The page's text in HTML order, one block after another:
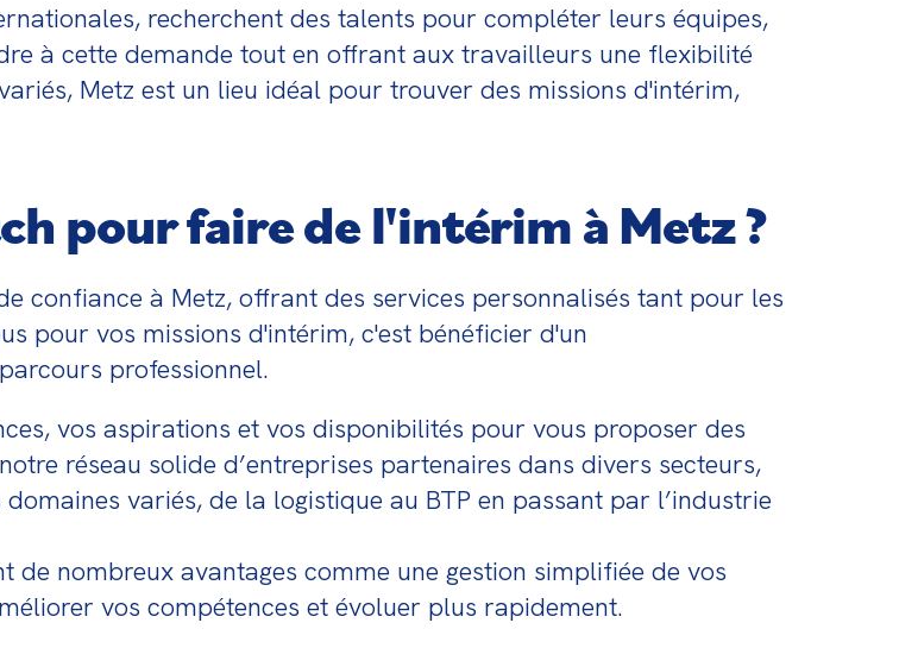
recherchent des talents pour compléter leurs équipes,
à cette demande tout en offrant aux travailleurs une flexibilité
Metz est un lieu idéal pour trouver des missions d'intérim,
pour faire de l'intérim à Metz ?
confiance à Metz, offrant des services personnalisés tant pour les
pour vos missions d'intérim, c'est bénéficier d'un
professionnel.
vos aspirations et vos disponibilités pour vous proposer des
réseau solide d’entreprises partenaires dans divers secteurs,
variés, de la logistique au BTP en passant par l’industrie
de nombreux avantages comme une gestion simplifiée de vos
vos compétences et évoluer plus rapidement.